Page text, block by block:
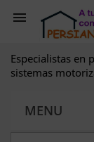

Especialistas en
sistemas
MENU